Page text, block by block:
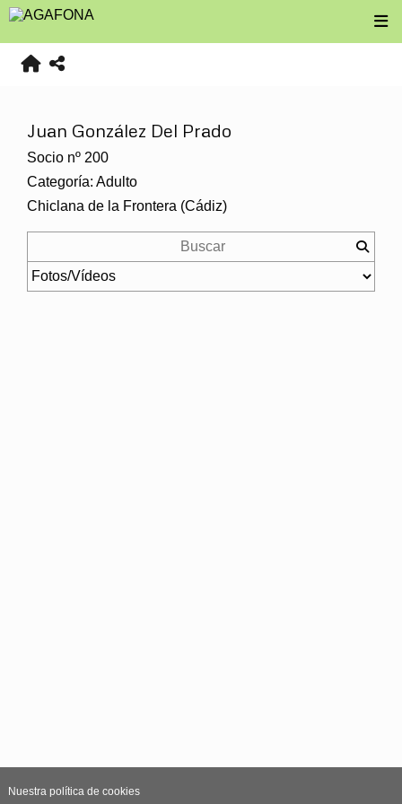
Juan González Del Prado
Socio nº 200
Categoría: Adulto
Chiclana de la Frontera (Cádiz)
Nuestra política de cookies